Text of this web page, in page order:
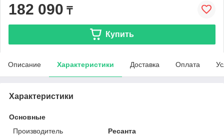
182 090 ₸
Купить
Описание Характеристики Доставка Оплата
Характеристики
Основные
Производитель
Ресанта